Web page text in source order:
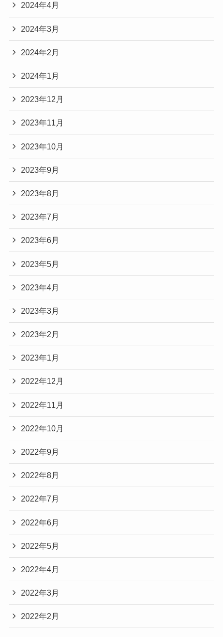
2024年4月
2024年3月
2024年2月
2024年1月
2023年12月
2023年11月
2023年10月
2023年9月
2023年8月
2023年7月
2023年6月
2023年5月
2023年4月
2023年3月
2023年2月
2023年1月
2022年12月
2022年11月
2022年10月
2022年9月
2022年8月
2022年7月
2022年6月
2022年5月
2022年4月
2022年3月
2022年2月